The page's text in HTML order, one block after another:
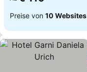
Preise von 10 Websites